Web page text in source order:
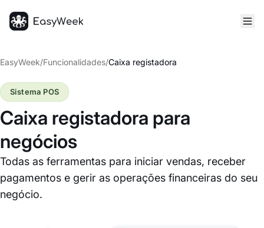
EasyWeek/Funcionalidades/Caixa registadora
Caixa registadora para
negócios
Todas as ferramentas para iniciar vendas, receber
pagamentos e gerir as operações financeiras do seu
negócio.
Sistema POS